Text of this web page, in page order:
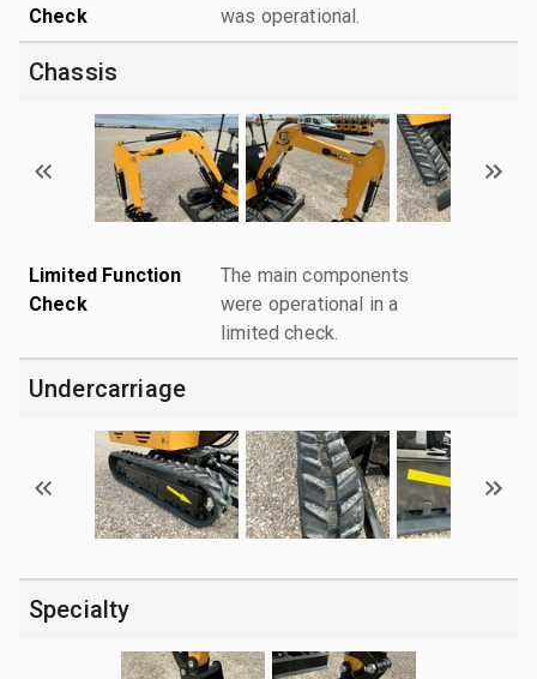
Check
was operational.
Chassis
Limited Function
Check
The main components
were operational in a
limited check.
Undercarriage
Specialty